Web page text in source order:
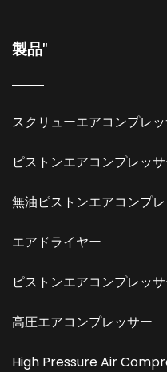
製品"
スクリューエアコンプレ
ピストンエアコンプレッ
無油ピストンエアコンプ
エアドライヤー
ピストンエアコンプレッ
高圧エアコンプレッサー
High Pressure Air